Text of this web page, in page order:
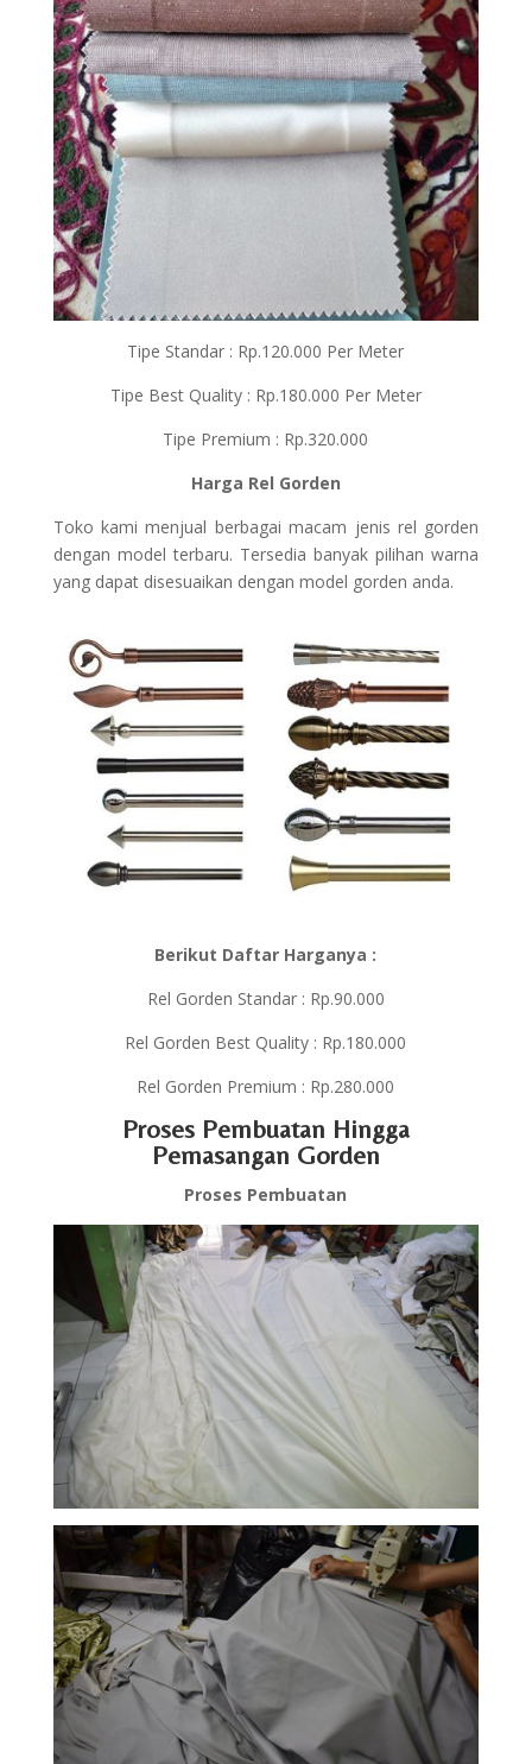
Tipe Standar : Rp.120.000 Per Meter
Tipe Best Quality : Rp.180.000 Per Meter
Tipe Premium : Rp.320.000
Harga Rel Gorden
Toko kami menjual berbagai macam jenis rel gorden
dengan model terbaru. Tersedia banyak pilihan warna
yang dapat disesuaikan dengan model gorden anda.
Berikut Daftar Harganya :
Rel Gorden Standar : Rp.90.000
Rel Gorden Best Quality : Rp.180.000
Rel Gorden Premium : Rp.280.000
Proses Pembuatan Hingga
Pemasangan Gorden
Proses Pembuatan